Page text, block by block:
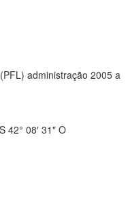
administração 2005 a
42° 08′ 31" O